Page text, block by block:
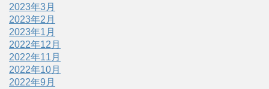
2023年3月
2023年2月
2023年1月
2022年12月
2022年11月
2022年10月
2022年9月